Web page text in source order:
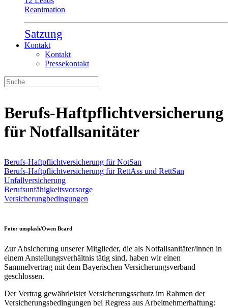
Reanimation
Satzung
Kontakt
Kontakt
Pressekontakt
Berufs-Haftpflichtversicherung
für Notfallsanitäter
Berufs-Haftpflichtversicherung für NotSan
Berufs-Haftpflichtversicherung für RettAss und RettSan
Unfallversicherung
Berufsunfähigkeitsvorsorge
Versicherungbedingungen
Foto: unsplash/Owen Beard
Zur Absicherung unserer Mitglieder, die als Notfallsanitäter/innen in
einem Anstellungsverhältnis tätig sind, haben wir einen
Sammelvertrag mit dem Bayerischen Versicherungsverband
geschlossen.
Der Vertrag gewährleistet Versicherungsschutz im Rahmen der
Versicherungsbedingungen bei Regress aus Arbeitnehmerhaftung: